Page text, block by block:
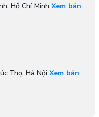
Hồ Chí Minh Xem bản
Thọ, Hà Nội Xem bản